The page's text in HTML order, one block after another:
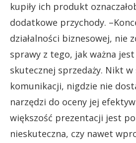
kupiły ich produkt
dodatkowe przychody.
działalności biznesowej, nie
sprawy z tego, jak ważna
skutecznej sprzedaży. Nikt w
komunikacji, nigdzie nie
narzędzi do oceny jej
większość prezentacji jest
nieskuteczna, czy nawet